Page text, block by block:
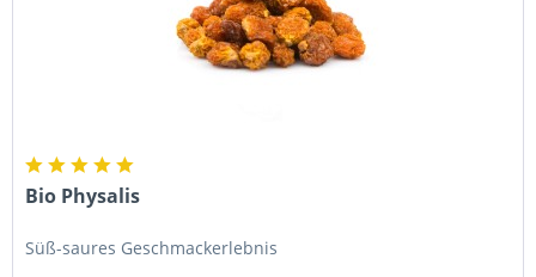
Bio Physalis
Süß-saures Geschmackerlebnis